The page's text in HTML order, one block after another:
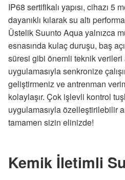
IP68 sertifikalı yapısı, cihazı 5
dayanıklı kılarak su altı
Üstelik Suunto Aqua yalnızca
esnasında kulaç duruşu, baş
süresi gibi önemli teknik
uygulamasıyla senkronize
geliştirmeniz ve antrenman
kolaylaşır. Çok işlevli kontrol
uygulamasıyla özelleştirilebilir
tamamen sizin elinizde!
Kemik İletimli